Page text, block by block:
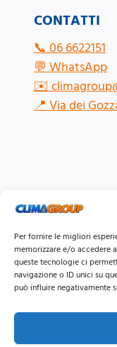
Per fornire le migliori
memorizzare e/o accedere
queste tecnologie ci
navigazione o ID unici su
può influire negativamente
CONTATTI
📞06 6622151
💬WhatsApp
✉️
📍Via dei